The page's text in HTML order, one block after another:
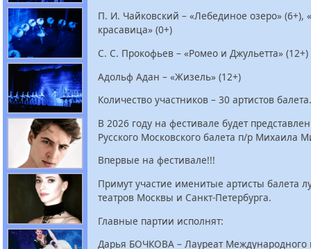
П. И. Чайковский – «Лебединое озеро» (6+),
красавица» (0+)
С. С. Прокофьев – «Ромео и Джульетта» (12+)
Адольф Адан – «Жизель» (12+)
Количество участников – 30 артистов балета.
В 2026 году на фестивале будет
Русского Московского балета п/р Михаила
Впервые на фестивале!!!
Примут участие именитые артисты балета
театров Москвы и Санкт-Петербурга.
Главные партии исполнят:
Дарья БОЧКОВА – Лауреат Международного